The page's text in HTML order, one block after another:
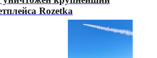
Rozetka